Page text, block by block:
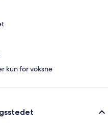
kun for voksne